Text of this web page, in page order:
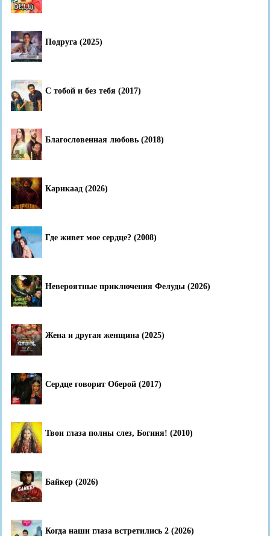
Подруга (2025)
С тобой и без тебя (2017)
Благословенная любовь (2018)
Карикаад (2026)
Где живет мое сердце? (2008)
Невероятные приключения Фелуды (2026)
Жена и другая женщина (2025)
Сердце говорит Оберой (2017)
Твои глаза полны слез, Богиня! (2010)
Байкер (2026)
Когда наши глаза встретились 2 (2026)